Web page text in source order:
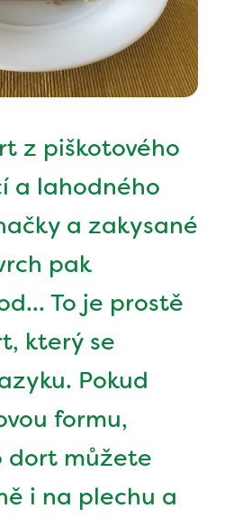
z piškotového
a lahodného
a zakysané
pak
To je prostě
který se
Pokud
formu,
dort můžete
i na plechu a